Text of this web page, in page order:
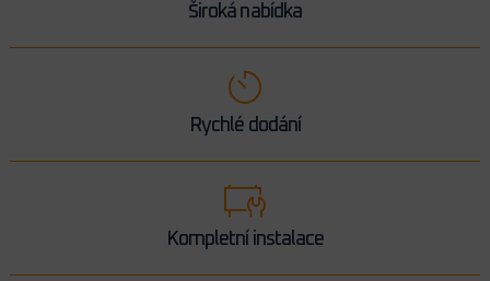
Široká nabídka
Rychlé dodání
Kompletní instalace